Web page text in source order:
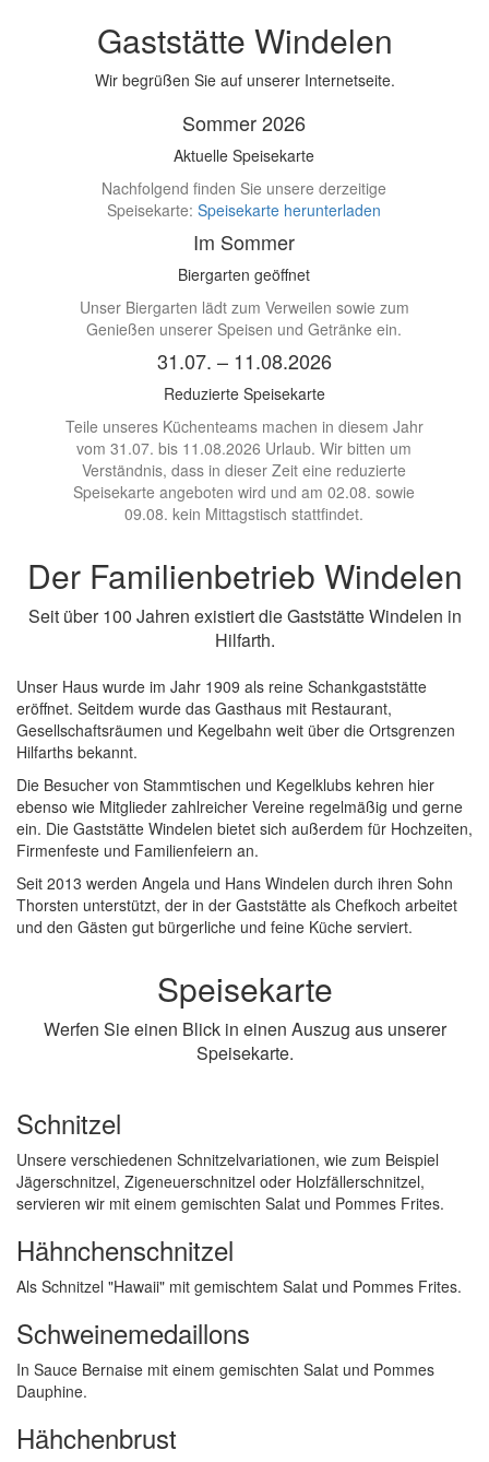
Gaststätte Windelen
Wir begrüßen Sie auf unserer Internetseite.
Sommer 2026
Aktuelle Speisekarte
Nachfolgend finden Sie unsere derzeitige
Speisekarte:Speisekarte herunterladen
Im Sommer
Biergarten geöffnet
Unser Biergarten lädt zum Verweilen sowie zum
Genießen unserer Speisen und Getränke ein.
31.07. – 11.08.2026
Reduzierte Speisekarte
Teile unseres Küchenteams machen in diesem Jahr
vom 31.07. bis 11.08.2026 Urlaub. Wir bitten um
Verständnis, dass in dieser Zeit eine reduzierte
Speisekarte angeboten wird und am 02.08. sowie
09.08. kein Mittagstisch stattfindet.
Der Familienbetrieb Windelen
Seit über 100 Jahren existiert die Gaststätte Windelen in
Hilfarth.
Unser Haus wurde im Jahr 1909 als reine Schankgaststätte
eröffnet. Seitdem wurde das Gasthaus mit Restaurant,
Gesellschaftsräumen und Kegelbahn weit über die Ortsgrenzen
Hilfarths bekannt.
Die Besucher von Stammtischen und Kegelklubs kehren hier
ebenso wie Mitglieder zahlreicher Vereine regelmäßig und gerne
ein. Die Gaststätte Windelen bietet sich außerdem für Hochzeiten,
Firmenfeste und Familienfeiern an.
Seit 2013 werden Angela und Hans Windelen durch ihren Sohn
Thorsten unterstützt, der in der Gaststätte als Chefkoch arbeitet
und den Gästen gut bürgerliche und feine Küche serviert.
Speisekarte
Werfen Sie einen Blick in einen Auszug aus unserer
Speisekarte.
Schnitzel
Unsere verschiedenen Schnitzelvariationen, wie zum Beispiel
Jägerschnitzel, Zigeneuerschnitzel oder Holzfällerschnitzel,
servieren wir mit einem gemischten Salat und Pommes Frites.
Hähnchenschnitzel
Als Schnitzel "Hawaii" mit gemischtem Salat und Pommes Frites.
Schweinemedaillons
In Sauce Bernaise mit einem gemischten Salat und Pommes
Dauphine.
Hähchenbrust